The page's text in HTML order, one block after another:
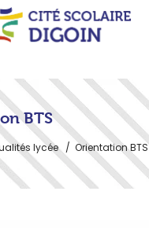
BTS
lycée / Orientation BTS